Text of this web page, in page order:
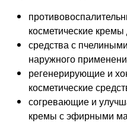
косметические кремы
средства с
наружного
регенерирующие и
косметические
согревающие и
кремы с эфирными